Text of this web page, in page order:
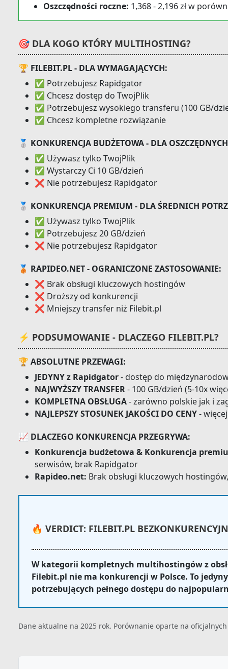
Oszczędności roczne: 1,368 - 2,196 zł w
🎯 DLA KOGO KTÓRY MULTIHOSTING?
🏆 FILEBIT.PL - DLA WYMAGAJĄCYCH:
✅ Potrzebujesz Rapidgator
✅ Chcesz dostęp do TwojPlik
✅ Potrzebujesz wysokiego transferu (100 GB/
✅ Chcesz kompletne rozwiązanie
🥈 KONKURENCJA BUDŻETOWA - DLA
✅ Używasz tylko TwojPlik
✅ Wystarczy Ci 10 GB/dzień
❌ Nie potrzebujesz Rapidgator
🥈 KONKURENCJA PREMIUM - DLA ŚREDNICH
✅ Używasz tylko TwojPlik
✅ Potrzebujesz 20 GB/dzień
❌ Nie potrzebujesz Rapidgator
🥉 RAPIDEO.NET - OGRANICZONE ZASTOSOWANIE:
❌ Brak obsługi kluczowych hostingów
❌ Droższy od konkurencji
❌ Mniejszy transfer niż Filebit.pl
⚡ PODSUMOWANIE - DLACZEGO FILEBIT.PL?
🏆 ABSOLUTNE PRZEWAGI:
JEDYNY z Rapidgator- dostęp do
NAJWYŻSZY TRANSFER- 100 GB/dzień (5-10x
KOMPLETNA OBSŁUGA- zarówno polskie jak i
NAJLEPSZY STOSUNEK JAKOŚCI DO CENY-
📈 DLACZEGO KONKURENCJA PRZEGRYWA:
Konkurencja budżetowa & Konkurencja
serwisów, brak Rapidgator
Rapideo.net: Brak obsługi kluczowych
🔥 VERDICT: FILEBIT.PL
W kategorii kompletnych multihostingów z
Filebit.pl nie ma konkurencji w Polsce. To
potrzebujących pełnego dostępu do
Dane aktualne na 2025 rok. Porównanie oparte na